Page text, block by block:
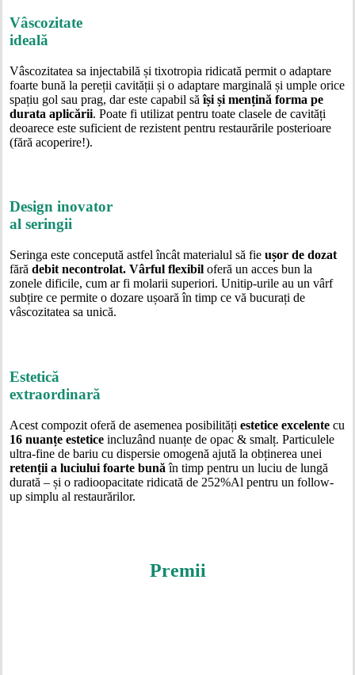
Vâscozitate
ideală
Vâscozitatea sa injectabilă și tixotropia ridicată permit o adaptare
foarte bună la pereții cavității și o adaptare marginală și umple orice
spațiu gol sau prag, dar este capabil să își și mențină forma pe
durata aplicării. Poate fi utilizat pentru toate clasele de cavități
deoarece este suficient de rezistent pentru restaurările posterioare
(fără acoperire!).
Design inovator
al seringii
Seringa este concepută astfel încât materialul să fieușor de dozat
fărădebit necontrolat. Vârful flexibil oferă un acces bun la
zonele dificile, cum ar fi molarii superiori. Unitip-urile au un vârf
subțire ce permite o dozare ușoară în timp ce vă bucurați de
vâscozitatea sa unică.
Estetică
extraordinară
Acest compozit oferă de asemenea posibilitățiestetice excelente cu
16 nuanțe estetice incluzând nuanțe de opac & smalț. Particulele
ultra-fine de bariu cu dispersie omogenă ajută la obținerea unei
retenții a luciului foarte bună în timp pentru un luciu de lungă
durată – și o radioopacitate ridicată de 252%Al pentru un follow-
up simplu al restaurărilor.
Premii